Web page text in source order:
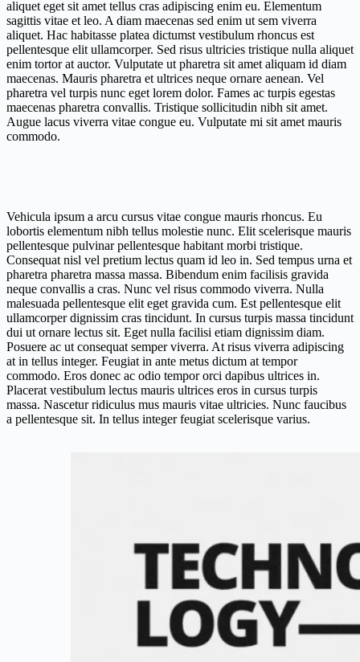
aliquet eget sit amet tellus cras adipiscing enim eu. Elementum
sagittis vitae et leo. A diam maecenas sed enim ut sem viverra
aliquet. Hac habitasse platea dictumst vestibulum rhoncus est
pellentesque elit ullamcorper. Sed risus ultricies tristique nulla aliquet
enim tortor at auctor. Vulputate ut pharetra sit amet aliquam id diam
maecenas. Mauris pharetra et ultrices neque ornare aenean. Vel
pharetra vel turpis nunc eget lorem dolor. Fames ac turpis egestas
maecenas pharetra convallis. Tristique sollicitudin nibh sit amet.
Augue lacus viverra vitae congue eu. Vulputate mi sit amet mauris
commodo.
Vehicula ipsum a arcu cursus vitae congue mauris rhoncus. Eu
lobortis elementum nibh tellus molestie nunc. Elit scelerisque mauris
pellentesque pulvinar pellentesque habitant morbi tristique.
Consequat nisl vel pretium lectus quam id leo in. Sed tempus urna et
pharetra pharetra massa massa. Bibendum enim facilisis gravida
neque convallis a cras. Nunc vel risus commodo viverra. Nulla
malesuada pellentesque elit eget gravida cum. Est pellentesque elit
ullamcorper dignissim cras tincidunt. In cursus turpis massa tincidunt
dui ut ornare lectus sit. Eget nulla facilisi etiam dignissim diam.
Posuere ac ut consequat semper viverra. At risus viverra adipiscing
at in tellus integer. Feugiat in ante metus dictum at tempor
commodo. Eros donec ac odio tempor orci dapibus ultrices in.
Placerat vestibulum lectus mauris ultrices eros in cursus turpis
massa. Nascetur ridiculus mus mauris vitae ultricies. Nunc faucibus
a pellentesque sit. In tellus integer feugiat scelerisque varius.